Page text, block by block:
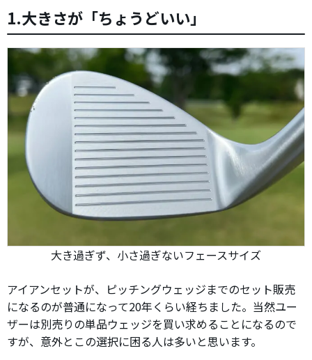
1.大きさが「ちょうどいい」
大き過ぎず、小さ過ぎないフェースサイズ
アイアンセットが、ピッチングウェッジまでのセット販売
になるのが普通になって20年くらい経ちました。当然ユー
ザーは別売りの単品ウェッジを買い求めることになるので
すが、意外とこの選択に困る人は多いと思います。